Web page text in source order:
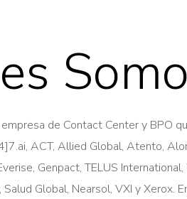
de Contact Center y BPO
ACT, Allied Global, Atento,
Genpact, TELUS
Global, Nearsol, VXI y Xerox.